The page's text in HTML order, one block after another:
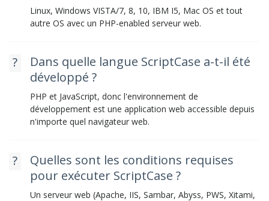
Linux, Windows VISTA/7, 8, 10, IBM I5, Mac OS et tout
autre OS avec un PHP-enabled serveur web.
Dans quelle langue ScriptCase a-t-il été
développé ?
PHP et JavaScript, donc l'environnement de
développement est une application web accessible depuis
n'importe quel navigateur web.
Quelles sont les conditions requises
pour exécuter ScriptCase ?
Un serveur web (Apache, IIS, Sambar, Abyss, PWS, Xitami,